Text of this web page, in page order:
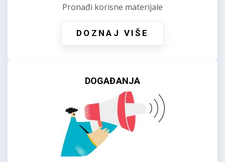
Pronađi korisne materijale
DOZNAJ VIŠE
DOGAĐANJA